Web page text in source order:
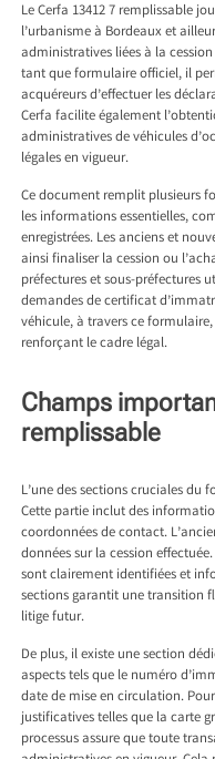
Le Cerfa 13412 7 remplissable
l’urbanisme à Bordeauxet
administratives liées à la
tant que formulaire officiel, il
acquéreurs d’effectuer les
Cerfa facilite également
administratives de véhicules
légales en vigueur.
Ce document remplit plusieurs
les informations essentielles,
enregistrées. Les anciens et
ainsi finaliser la cession ou
préfectures et sous-préfectures
demandes de certificat
véhicule, à travers ce
renforçant le cadre légal.
Champs
remplissable
L’une des sections cruciales
Cette partie inclut des
coordonnées de contact.
données sur la cession
sont clairement identifiées et
sections garantit une transition
litige futur.
De plus, il existe une section
aspects tels que le numéro
date de mise en circulation.
justificatives telles que la carte
processus assure que toute